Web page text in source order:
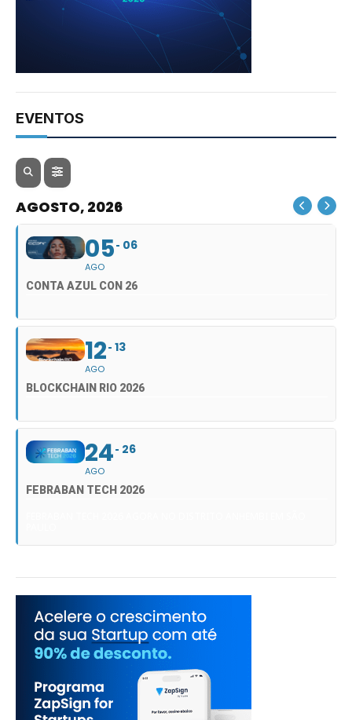
EVENTOS
AGOSTO, 2026
05
AGO
06
CONTA AZUL CON 26
12
AGO
13
BLOCKCHAIN RIO 2026
24
AGO
26
FEBRABAN TECH 2026